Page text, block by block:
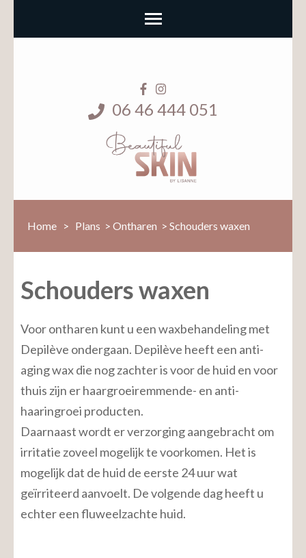
06 46 444 051
Home > Plans > Ontharen > Schouders waxen
Schouders waxen
Voor ontharen kunt u een waxbehandeling met
Depilève ondergaan. Depilève heeft een anti-
aging wax die nog zachter is voor de huid en voor
thuis zijn er haargroeiremmende- en anti-
haaringroei producten.
Daarnaast wordt er verzorging aangebracht om
irritatie zoveel mogelijk te voorkomen. Het is
mogelijk dat de huid de eerste 24 uur wat
geïrriteerd aanvoelt. De volgende dag heeft u
echter een fluweelzachte huid.